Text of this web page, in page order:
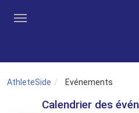
AthleteSide Evénements
Calendrier des